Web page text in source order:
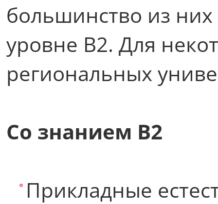
большинство из
уровне B2. Для
региональных
Со знанием B2
Прикладные